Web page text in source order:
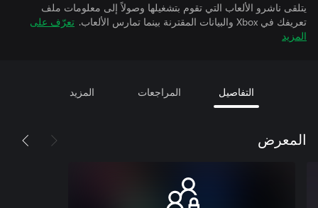
يتلقى ناشرو الألعاب التي تقوم بتشغيلها وصولاً إلى معلومات ملف
تعريفك في Xbox والبيانات المقترنة بينما تمارس الألعاب.
تعرّف على
المزيد
التفاصيل المراجعات المزيد
المعرض